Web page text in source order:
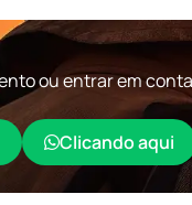
ou entrar em
Clicando aqui